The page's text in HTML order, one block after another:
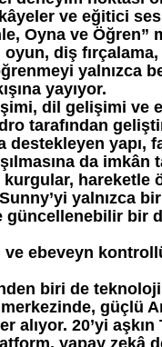
ve eğitici
Oyna ve Öğren”
diş
yalnızca
yayıyor.
dil gelişimi ve
tarafından
destekleyen yapı,
da imkân
hareketle
yalnızca
bir
ebeveyn
biri de teknoloji
güçlü
alıyor. 20’yi
yapay zekâ